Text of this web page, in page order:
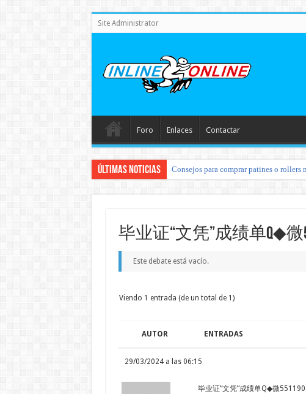
Site Administrator
Foro Enlaces Contactar
Últimas noticias Consejos para comprar patines o
毕业证“文凭”成绩单Q◆微
Este debate está vacío.
Viendo 1 entrada (de un total de 1)
AUTOR ENTRADAS
29/03/2024 a las 06:15
毕业证“文凭”成绩单Q◆微